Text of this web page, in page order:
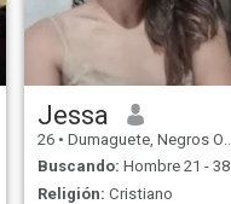
Jessa
26 • Dumaguete, Negros Oriental, Filipinas
Buscando: Hombre 21 - 38
Religión: Cristiano